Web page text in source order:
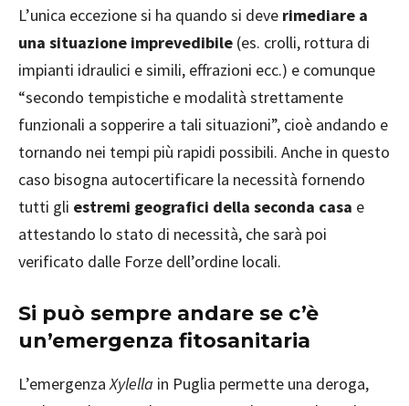
L’unica eccezione si ha quando si deve rimediare a
una situazione imprevedibile (es. crolli, rottura di
impianti idraulici e simili, effrazioni ecc.) e comunque
“secondo tempistiche e modalità strettamente
funzionali a sopperire a tali situazioni”, cioè andando e
tornando nei tempi più rapidi possibili. Anche in questo
caso bisogna autocertificare la necessità fornendo
tutti gli estremi geografici della seconda casa e
attestando lo stato di necessità, che sarà poi
verificato dalle Forze dell’ordine locali.
Si può sempre andare se c’è
un’emergenza fitosanitaria
L’emergenzaXylella in Puglia permette una deroga,